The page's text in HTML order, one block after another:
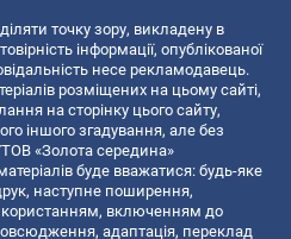
точку зору, викладену в
інформації, опублікованої
несе рекламодавець.
розміщених на цьому сайті,
на сторінку цього сайту,
іншого згадування, але без
«Золота середина»
буде вважатися: будь-яке
наступне поширення,
включенням до
адаптація, переклад